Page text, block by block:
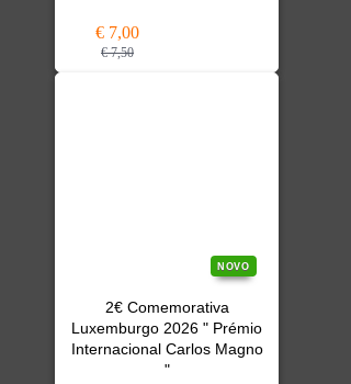
€ 7,00
€ 7,50
NOVO
2€ Comemorativa
Luxemburgo 2026 " Prémio
Internacional Carlos Magno
"